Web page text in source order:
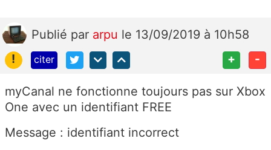
Publié par arpu le 13/09/2019 à 10h58
!
citer + -
myCanal ne fonctionne toujours pas sur Xbox
One avec un identifiant FREE
Message : identifiant incorrect